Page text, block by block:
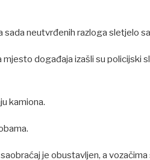
neutvrđenih razloga sletjelo
događaja izašli su policijski
kamiona.
je obustavljen, a